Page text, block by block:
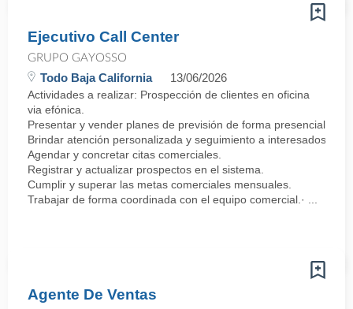
Ejecutivo Call Center
GRUPO GAYOSSO
Todo Baja California 13/06/2026
Actividades a realizar: Prospección de clientes en oficina
via efónica.
Presentar y vender planes de previsión de forma presencial.
Brindar atención personalizada y seguimiento a interesados.
Agendar y concretar citas comerciales.
Registrar y actualizar prospectos en el sistema.
Cumplir y superar las metas comerciales mensuales.
Trabajar de forma coordinada con el equipo comercial.· ...
Agente De Ventas